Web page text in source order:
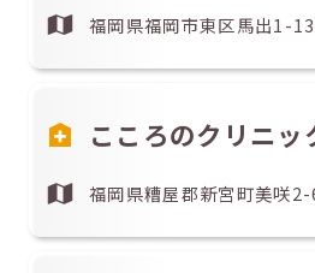
福岡県福岡市東区馬出1-
こころのクリニッ
福岡県糟屋郡新宮町美咲